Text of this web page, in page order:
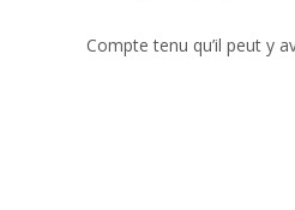
Compte tenu qu’il peut y